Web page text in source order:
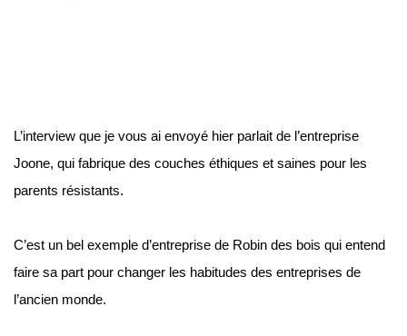
L’interview que je vous ai envoyé hier parlait de l’entreprise
Joone, qui fabrique des couches éthiques et saines pour les
parents résistants.
C’est un bel exemple d’entreprise de Robin des bois qui entend
faire sa part pour changer les habitudes des entreprises de
l’ancien monde.